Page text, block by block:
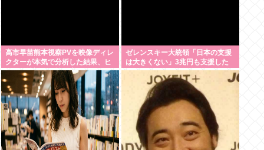
高市早苗熊本視察PVを映像ディレ
クターが本気で分析した結果、ヒ
トラー演説と同等の事をやろうと
してたと発覚する
ゼレンスキー大統領「日本の支援
は大きくない」3兆円も支援した
のに何故？